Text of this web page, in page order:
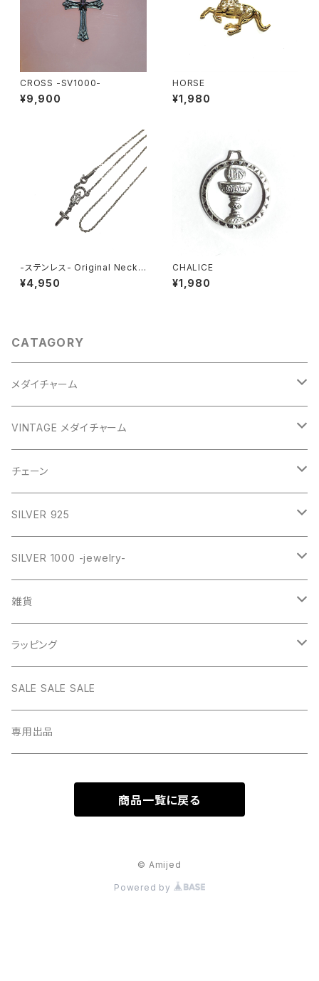
CROSS -SV1000-
¥9,900
HORSE
¥1,980
-ステンレス- Original Neckla
ce SILVER
¥4,950
CHALICE
¥1,980
CATAGORY
メダイチャーム
GOLD
GOLD
SILVER
PICTURE
RED
SILVER
GOLD
SILVER
PICTURE
VINTAGE
STAINLESS
VINTAGE メダイチャーム
CROSS
HEART
RING
チェーン
ネックレス
ネックレス SILVER925
ネックレス GOLD
SILVER 925
RING collection
daily
star
BANGLE
CHOKER
EARRING
SILVER 1000 -jewelry-
オリジナルチャーム
チェーン
雑貨
インテリア
MEXICAN CROSS
オリジナルポーチ
Pouch S
ナップサック
ラッピング
ネックレスギフトBOX
ラッピング
SALE SALE SALE
専用出品
商品一覧に戻る
© Amijed
Powered by